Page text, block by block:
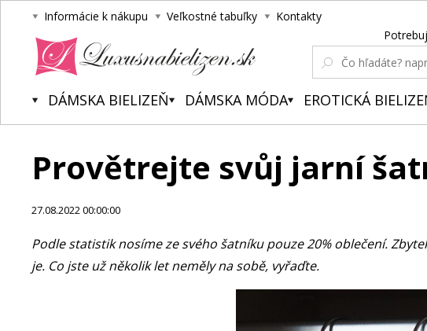
Informácie k nákupu Veľkostné tabuľky Kontakty
DÁMSKA BIELIZEŇ DÁMSKA MÓDA EROTICKÁ
Provětrejte svůj jarní
27.08.2022 00:00:00
Podle statistik nosíme ze svého šatníku pouze 20% oblečení.
je. Co jste už několik let neměly na sobě, vyřaďte.